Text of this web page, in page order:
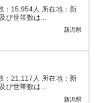
：15,954人 所在地：新
び世帯数は...
新潟県
：21,117人 所在地：新
び世帯数は...
新潟県